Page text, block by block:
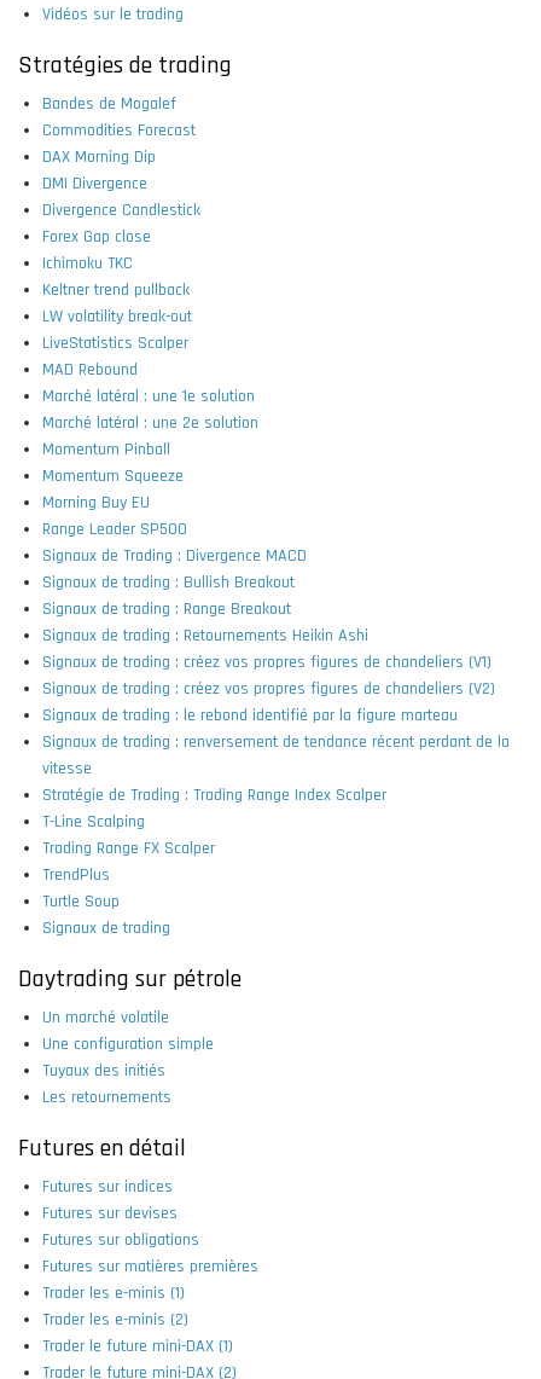
Vidéos sur le trading
Stratégies de trading
Bandes de Mogalef
Commodities Forecast
DAX Morning Dip
DMI Divergence
Divergence Candlestick
Forex Gap close
Ichimoku TKC
Keltner trend pullback
LW volatility break-out
LiveStatistics Scalper
MAD Rebound
Marché latéral : une 1e solution
Marché latéral : une 2e solution
Momentum Pinball
Momentum Squeeze
Morning Buy EU
Range Leader SP500
Signaux de Trading : Divergence MACD
Signaux de trading : Bullish Breakout
Signaux de trading : Range Breakout
Signaux de trading : Retournements Heikin Ashi
Signaux de trading : créez vos propres figures de chandeliers (V1)
Signaux de trading : créez vos propres figures de chandeliers (V2)
Signaux de trading : le rebond identifié par la figure marteau
Signaux de trading : renversement de tendance récent perdant de la
vitesse
Stratégie de Trading : Trading Range Index Scalper
T-Line Scalping
Trading Range FX Scalper
TrendPlus
Turtle Soup
Signaux de trading
Daytrading sur pétrole
Un marché volatile
Une configuration simple
Tuyaux des initiés
Les retournements
Futures en détail
Futures sur indices
Futures sur devises
Futures sur obligations
Futures sur matières premières
Trader les e-minis (1)
Trader les e-minis (2)
Trader le future mini-DAX (1)
Trader le future mini-DAX (2)